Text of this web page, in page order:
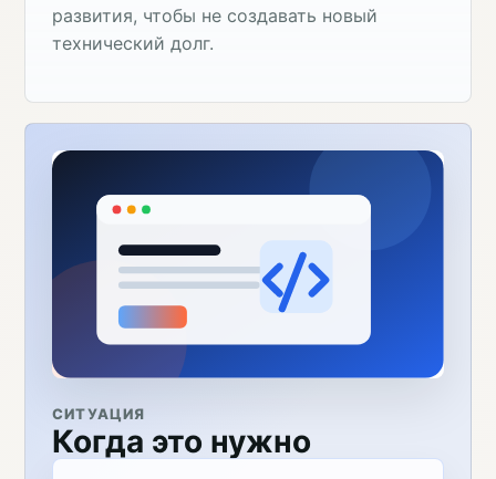
развития, чтобы не создавать новый
технический долг.
СИТУАЦИЯ
Когда это нужно